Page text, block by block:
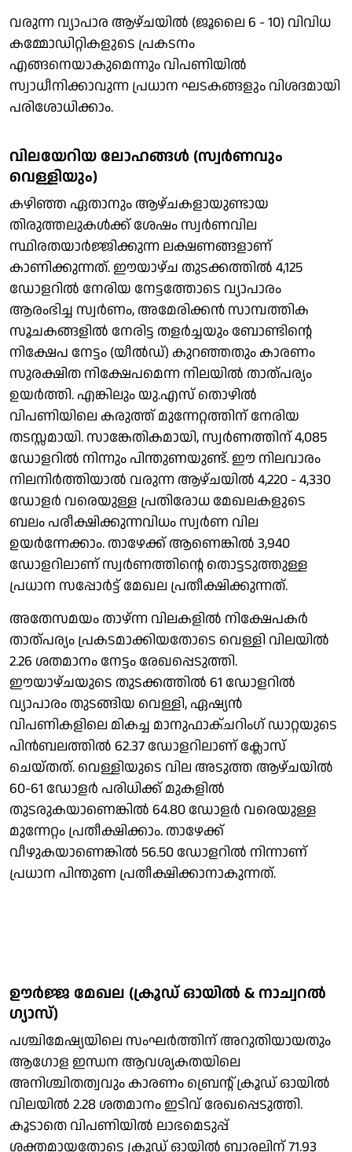
വരുന്ന വ്യാപാര ആഴ്ചയിൽ (ജൂലൈ 6 - 10) വിവിധ
കമ്മോഡിറ്റികളുടെ പ്രകടനം
എങ്ങനെയാകുമെന്നും വിപണിയിൽ
സ്വാധീനിക്കാവുന്ന പ്രധാന ഘടകങ്ങളും വിശദമായി
പരിശോധിക്കാം.
വിലയേറിയ ലോഹങ്ങൾ (സ്വർണവും
വെള്ളിയും)
കഴിഞ്ഞ ഏതാനും ആഴ്ചകളായുണ്ടായ
തിരുത്തലുകൾക്ക് ശേഷം സ്വർണവില
സ്ഥിരതയാർജ്ജിക്കുന്ന ലക്ഷണങ്ങളാണ്
കാണിക്കുന്നത്. ഈയാഴ്ച തുടക്കത്തിൽ 4,125
ഡോളറിൽ നേരിയ നേട്ടത്തോടെ വ്യാപാരം
ആരംഭിച്ച സ്വർണം, അമേരിക്കൻ സാമ്പത്തിക
സൂചകങ്ങളിൽ നേരിട്ട തളർച്ചയും ബോണ്ടിന്റെ
നിക്ഷേപ നേട്ടം (യീൽഡ്) കുറഞ്ഞതും കാരണം
സുരക്ഷിത നിക്ഷേപമെന്ന നിലയിൽ താത്പര്യം
ഉയർത്തി. എങ്കിലും യു.എസ് തൊഴിൽ
വിപണിയിലെ കരുത്ത് മുന്നേറ്റത്തിന് നേരിയ
തടസ്സമായി. സാങ്കേതികമായി, സ്വർണത്തിന് 4,085
ഡോളറിൽ നിന്നും പിന്തുണയുണ്ട്. ഈ നിലവാരം
നിലനിർത്തിയാൽ വരുന്ന ആഴ്ചയിൽ 4,220 - 4,330
ഡോളർ വരെയുള്ള പ്രതിരോധ മേഖലകളുടെ
ബലം പരീക്ഷിക്കുന്നവിധം സ്വർണ വില
ഉയർന്നേക്കാം. താഴേക്ക് ആണെങ്കിൽ 3,940
ഡോളറിലാണ് സ്വർണത്തിന്റെ തൊട്ടടുത്തുള്ള
പ്രധാന സപ്പോർട്ട് മേഖല പ്രതീക്ഷിക്കുന്നത്.
അതേസമയം താഴ്ന്ന വിലകളിൽ നിക്ഷേപകർ
താത്പര്യം പ്രകടമാക്കിയതോടെ വെള്ളി വിലയിൽ
2.26 ശതമാനം നേട്ടം രേഖപ്പെടുത്തി.
ഈയാഴ്ചയുടെ തുടക്കത്തിൽ 61 ഡോളറിൽ
വ്യാപാരം തുടങ്ങിയ വെള്ളി, ഏഷ്യൻ
വിപണികളിലെ മികച്ച മാനുഫാക്ചറിംഗ് ഡാറ്റയുടെ
പിൻബലത്തിൽ 62.37 ഡോളറിലാണ് ക്ലോസ്
ചെയ്തത്. വെള്ളിയുടെ വില അടുത്ത ആഴ്ചയിൽ
60-61 ഡോളർ പരിധിക്ക് മുകളിൽ
തുടരുകയാണെങ്കിൽ 64.80 ഡോളർ വരെയുള്ള
മുന്നേറ്റം പ്രതീക്ഷിക്കാം. താഴേക്ക്
വീഴുകയാണെങ്കിൽ 56.50 ഡോളറിൽ നിന്നാണ്
പ്രധാന പിന്തുണ പ്രതീക്ഷിക്കാനാകുന്നത്.
ഊർജ്ജ മേഖല (ക്രൂഡ് ഓയിൽ & നാച്വറൽ ​
ഗ്യാസ്)
പശ്ചിമേഷ്യയിലെ സംഘർത്തിന് അറുതിയായതും
ആഗോള ഇന്ധന ആവശ്യകതയിലെ
അനിശ്ചിതത്വവും കാരണം ബ്രെന്റ് ക്രൂഡ് ഓയിൽ
വിലയിൽ 2.28 ശതമാനം ഇടിവ് രേഖപ്പെടുത്തി.
കൂടാതെ വിപണിയിൽ ലാഭമെടുപ്പ്
ശക്തമായതോടെ ക്രൂഡ് ഓയിൽ ബാരലിന് 71.93